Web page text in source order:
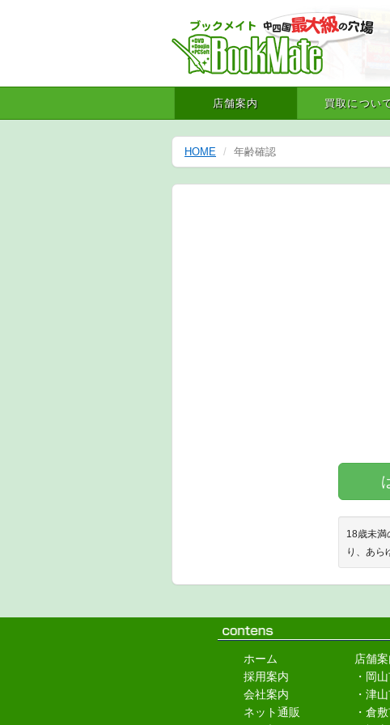
店舗案内 買取につい
HOME 年齢確認
18歳未満
り、あら
ホーム
採用案内
会社案内
ネット通販
店舗
・岡
・津
・倉